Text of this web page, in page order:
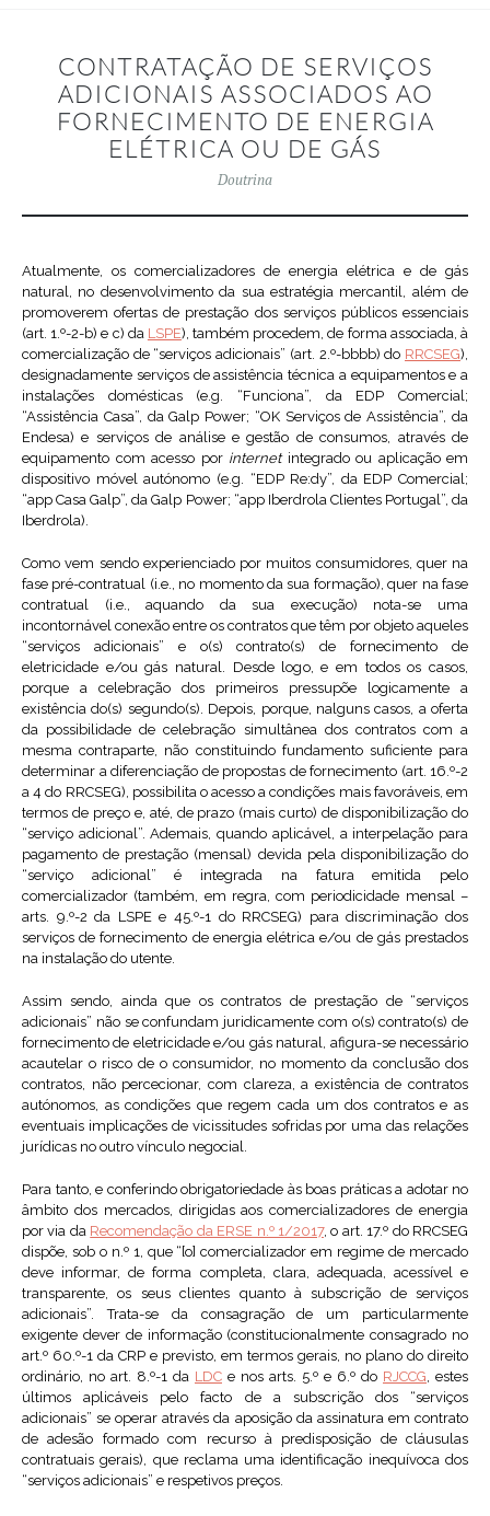
CONTRATAÇÃO DE SERVIÇOS
ADICIONAIS ASSOCIADOS AO
FORNECIMENTO DE ENERGIA
ELÉTRICA OU DE GÁS
Doutrina
Atualmente, os comercializadores de energia elétrica e de gás
natural, no desenvolvimento da sua estratégia mercantil, além de
promoverem ofertas de prestação dos serviços públicos essenciais
(art. 1.º-2-b) e c) da LSPE), também procedem, de forma associada, à
comercialização de “serviços adicionais” (art. 2.º-bbbb) do RRCSEG),
designadamente serviços de assistência técnica a equipamentos e a
instalações domésticas (e.g. “Funciona”, da EDP Comercial;
“Assistência Casa”, da Galp Power; “OK Serviços de Assistência”, da
Endesa) e serviços de análise e gestão de consumos, através de
equipamento com acesso por internetintegrado ou aplicação em
dispositivo móvel autónomo (e.g. “EDP Re:dy”, da EDP Comercial;
“app Casa Galp”, da Galp Power; “app Iberdrola Clientes Portugal”, da
Iberdrola).
Como vem sendo experienciado por muitos consumidores, quer na
fase pré-contratual (i.e., no momento da sua formação), quer na fase
contratual (i.e., aquando da sua execução) nota-se uma
incontornável conexão entre os contratos que têm por objeto aqueles
“serviços adicionais” e o(s) contrato(s) de fornecimento de
eletricidade e/ou gás natural. Desde logo, e em todos os casos,
porque a celebração dos primeiros pressupõe logicamente a
existência do(s) segundo(s). Depois, porque, nalguns casos, a oferta
da possibilidade de celebração simultânea dos contratos com a
mesma contraparte, não constituindo fundamento suficiente para
determinar a diferenciação de propostas de fornecimento (art. 16.º-2
a 4 do RRCSEG), possibilita o acesso a condições mais favoráveis, em
termos de preço e, até, de prazo (mais curto) de disponibilização do
“serviço adicional”. Ademais, quando aplicável, a interpelação para
pagamento de prestação (mensal) devida pela disponibilização do
“serviço adicional” é integrada na fatura emitida pelo
comercializador (também, em regra, com periodicidade mensal –
arts. 9.º-2 da LSPE e 45.º-1 do RRCSEG) para discriminação dos
serviços de fornecimento de energia elétrica e/ou de gás prestados
na instalação do utente.
Assim sendo, ainda que os contratos de prestação de “serviços
adicionais” não se confundam juridicamente com o(s) contrato(s) de
fornecimento de eletricidade e/ou gás natural, afigura-se necessário
acautelar o risco de o consumidor, no momento da conclusão dos
contratos, não percecionar, com clareza, a existência de contratos
autónomos, as condições que regem cada um dos contratos e as
eventuais implicações de vicissitudes sofridas por uma das relações
jurídicas no outro vínculo negocial.
Para tanto, e conferindo obrigatoriedade às boas práticas a adotar no
âmbito dos mercados, dirigidas aos comercializadores de energia
por via da Recomendação da ERSE n.º 1/2017, o art. 17.º do RRCSEG
dispõe, sob o n.º 1, que “[o] comercializador em regime de mercado
deve informar, de forma completa, clara, adequada, acessível e
transparente, os seus clientes quanto à subscrição de serviços
adicionais”. Trata-se da consagração de um particularmente
exigente dever de informação (constitucionalmente consagrado no
art.º 60.º-1 da CRP e previsto, em termos gerais, no plano do direito
ordinário, no art. 8.º-1 da LDC e nos arts. 5.º e 6.º do RJCCG, estes
últimos aplicáveis pelo facto de a subscrição dos “serviços
adicionais” se operar através da aposição da assinatura em contrato
de adesão formado com recurso à predisposição de cláusulas
contratuais gerais), que reclama uma identificação inequívoca dos
“serviços adicionais” e respetivos preços.